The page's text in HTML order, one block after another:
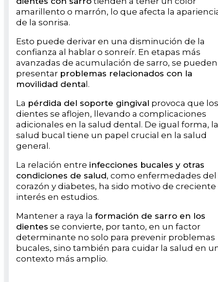
amarillento o marrón, lo que afecta la
de la sonrisa.
Esto puede derivar en una disminución de la
confianza al hablar o sonreír. En etapas más
avanzadas de acumulación de sarro, se pueden
presentar problemas relacionados con la
movilidad denta l.
La pérdida del soporte gingival provoca que los
dientes se aflojen, llevando a complicaciones
adicionales en la salud dental. De igual forma, la
salud bucal tiene un papel crucial en la salud
general.
La relación entre infecciones bucales y otras
condiciones de salud, como enfermedades del
corazón y diabetes, ha sido motivo de creciente
interés en estudios.
Mantener a raya la formación de sarro en los
dientes se convierte, por tanto, en un factor
determinante no solo para prevenir problemas
bucales, sino también para cuidar la salud en
contexto más amplio.